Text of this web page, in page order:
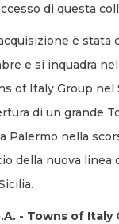
di questa
è stata
e si inquadra
of Italy Group nel
di un grande
Palermo nella
della nuova linea
- Towns of Italy